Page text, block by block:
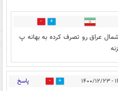
2
عراق رو تصرف کرده به بهانه پ
۲۳ 3 پاسخ